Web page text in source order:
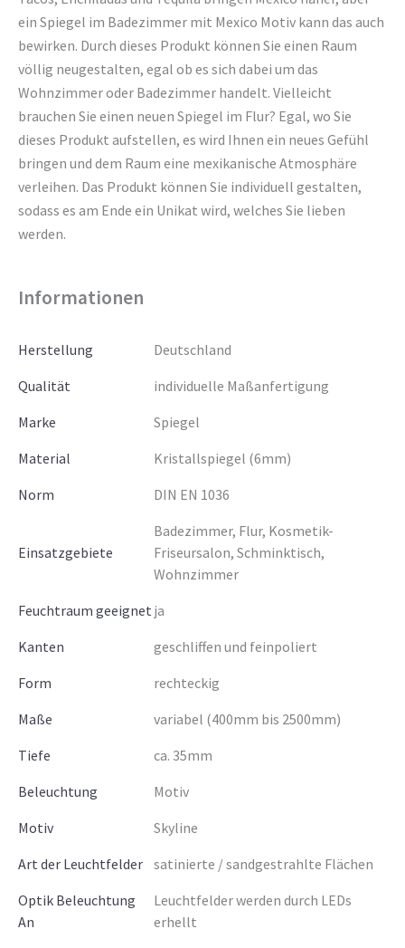
ein Spiegel im Badezimmer mit Mexico Motiv kann das auch
bewirken. Durch dieses Produkt können Sie einen Raum
völlig neugestalten, egal ob es sich dabei um das
Wohnzimmer oder Badezimmer handelt. Vielleicht
brauchen Sie einen neuen Spiegel im Flur? Egal, wo Sie
dieses Produkt aufstellen, es wird Ihnen ein neues Gefühl
bringen und dem Raum eine mexikanische Atmosphäre
verleihen. Das Produkt können Sie individuell gestalten,
sodass es am Ende ein Unikat wird, welches Sie lieben
werden.
Informationen
Herstellung
Deutschland
Qualität
individuelle Maßanfertigung
Marke
Spiegel
Material
Kristallspiegel (6mm)
Norm
DIN EN 1036
Einsatzgebiete
Badezimmer, Flur, Kosmetik-
Friseursalon, Schminktisch,
Wohnzimmer
Feuchtraum geeignet ja
Kanten
geschliffen und feinpoliert
Form
rechteckig
Maße
variabel (400mm bis 2500mm)
Tiefe
ca. 35mm
Beleuchtung
Motiv
Motiv
Skyline
Art der Leuchtfelder satinierte / sandgestrahlte Flächen
Optik Beleuchtung
An
Leuchtfelder werden durch LEDs
erhellt